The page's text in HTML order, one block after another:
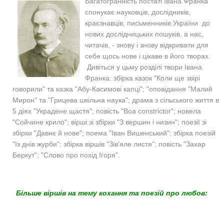
спонукає науковців, дослідників,
краєзнавців, письменників України до
нових дослідницьких пошуків, а нас,
читачів, - знову і знову відкривати для
себе щось нове і цікаве в його творах.
Дивіться у цьму розділі твори Івана
Франка: збірка казок "Коли ще звірі
говорили" та казка "Абу-Касимові капці"; "оповідання "Малий
Мирон" та "Грицева шкільна наука"; драма з сільського життя в
5 діях "Украдене щастя"; повість "Boa constrictor"; новела
"Сойчине крило"; вірші зі збірки "З вершин і низин"; поезії зі
збірки "Давнє й нове"; поема "Іван Вишенський"; збірка поезій
"Із днів журби"; збірка віршів "Зів'яле листя"; повість "Захар
Беркут"; "Слово про похід Ігоря".
Більше віршів на тему кохання та поезій про любов: